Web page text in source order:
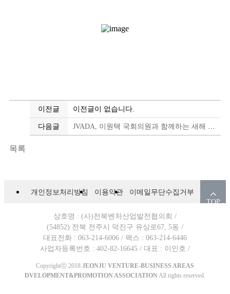
이전글 이전글이 없습니다.
다음글
목록
개인정보처리방침 이용약관
이메일무단수집거부
TOP
상호명 : (사)전북벤처산업발전협의회 /
(54852) 전북 전주시 덕진구 유상로67, 5동 /
대표전화 : 063-214-6006 / 팩스 : 063-214-6446
사업자등록번호 : 402-82-16645 / 대표 : 이인호 /
Copyrightⓒ 2018 JEONJU VENTURE-BUSINESS AREAS
DVELOPMENT&PROMOTION ASSOCIATIONAll rights reserved.